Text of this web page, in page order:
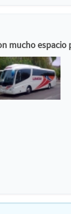
mucho espacio